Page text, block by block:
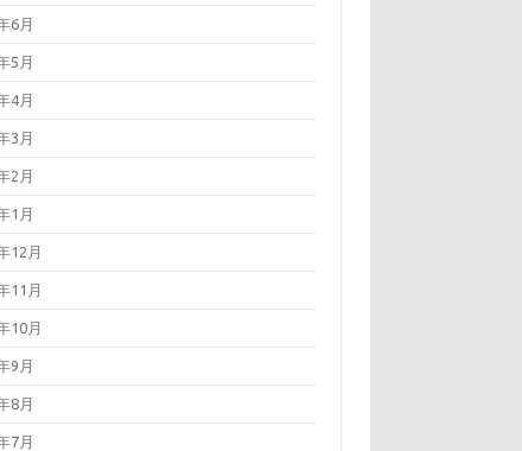
6月
5月
4月
3月
2月
1月
12月
11月
10月
9月
8月
7月